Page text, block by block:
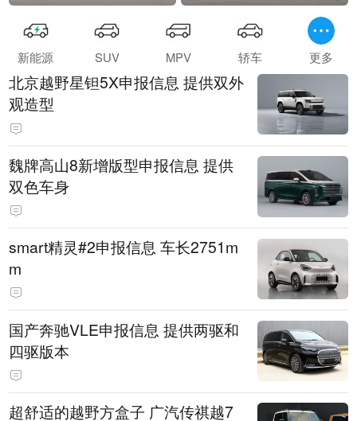
新能源 SUV MPV 轿车 更多
北京越野星钽5X申报信息 提供双外
观造型
魏牌高山8新增版型申报信息 提供
双色车身
smart精灵#2申报信息 车长2751m
m
国产奔驰VLE申报信息 提供两驱和
四驱版本
超舒适的越野方盒子 广汽传祺越7